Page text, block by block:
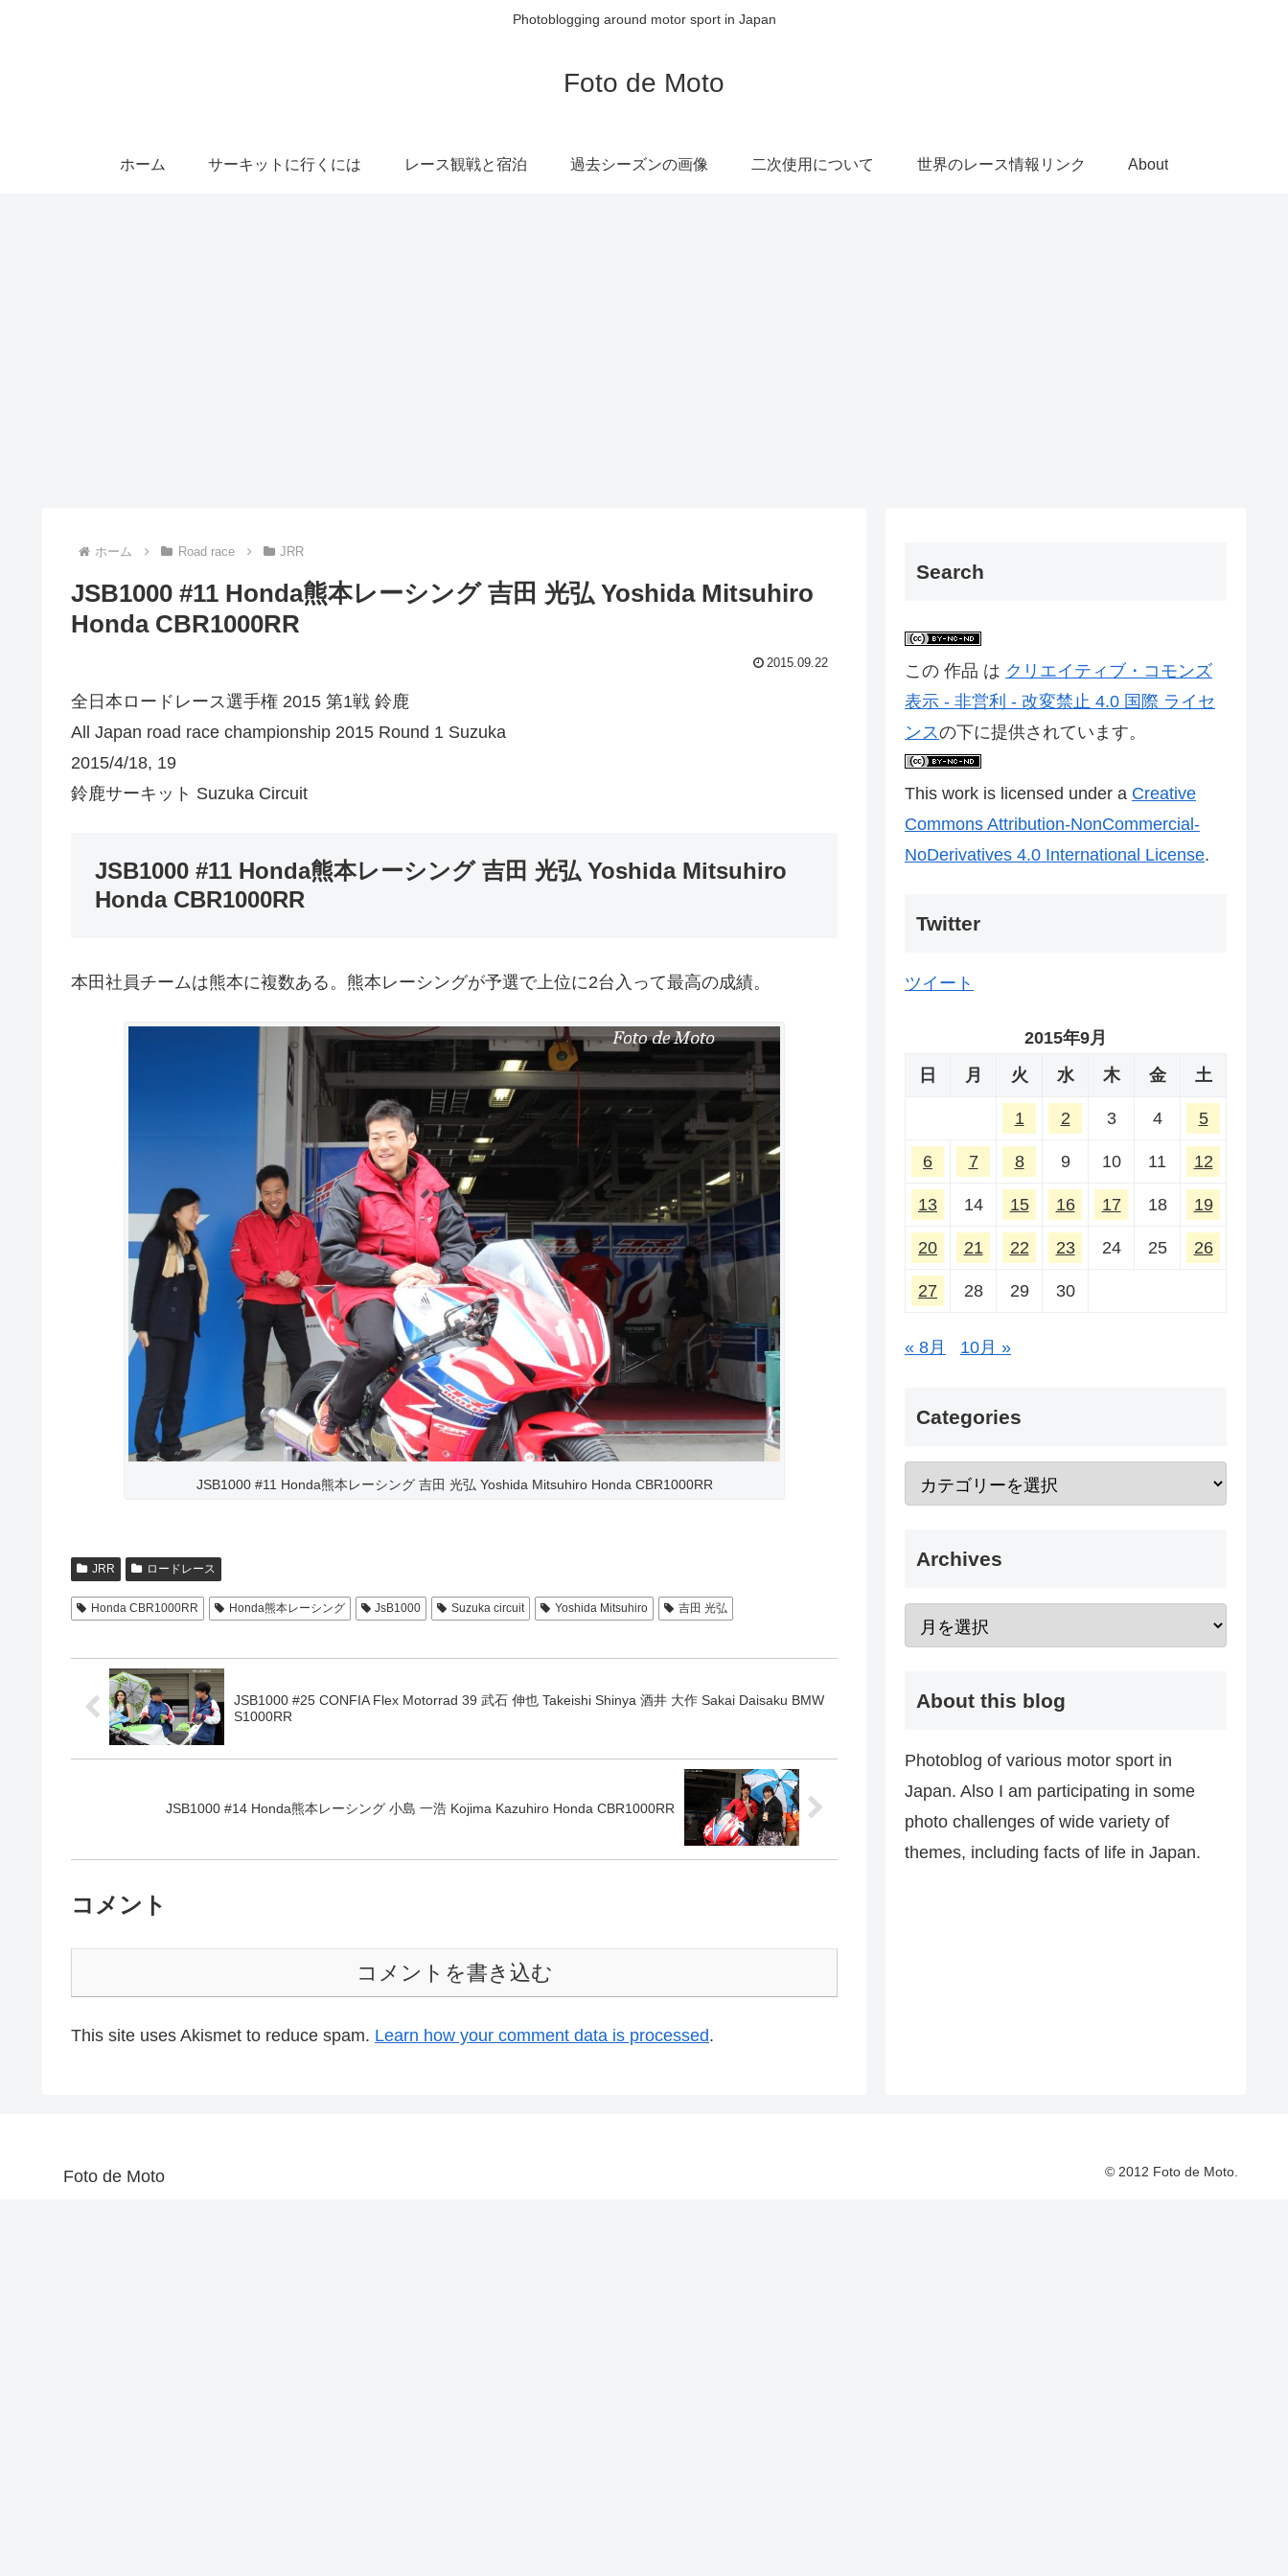
Photoblogging around motor sport in Japan
Foto de Moto
ホーム サーキットに行くには レース観戦と宿泊 過去シーズンの画像 二次使用について 世界のレース情報リンク About
ホーム Road race JRR
JSB1000 #11 Honda熊本レーシング 吉田 光弘 Yoshida Mitsuhiro
Honda CBR1000RR
2015.09.22
全日本ロードレース選手権 2015 第1戦 鈴鹿
All Japan road race championship 2015 Round 1 Suzuka
2015/4/18, 19
鈴鹿サーキット Suzuka Circuit
JSB1000 #11 Honda熊本レーシング 吉田 光弘 Yoshida Mitsuhiro
Honda CBR1000RR
本田社員チームは熊本に複数ある。熊本レーシングが予選で上位に2台入って最高の成績。
JSB1000 #11 Honda熊本レーシング 吉田 光弘 Yoshida Mitsuhiro Honda CBR1000RR
JRR ロードレース
Honda CBR1000RR Honda熊本レーシング JsB1000 Suzuka circuit Yoshida Mitsuhiro 吉田 光弘
JSB1000 #25 CONFIA Flex Motorrad 39 武石 伸也 Takeishi Shinya 酒井 大作 Sakai Daisaku BMW
S1000RR
JSB1000 #14 Honda熊本レーシング 小島 一浩 Kojima Kazuhiro Honda CBR1000RR
コメント
コメントを書き込む
This site uses Akismet to reduce spam. Learn how your comment data is processed.
Search
この 作品 は クリエイティブ・コモンズ
表示 - 非営利 - 改変禁止 4.0 国際 ライセ
ンスの下に提供されています。
This work is licensed under a Creative
Commons Attribution-NonCommercial-
NoDerivatives 4.0 International License.
Twitter
ツイート
2015年9月
日
月 火 水 木 金 土
1 2 3 4 5
6 7 8 9 10 11 12
13 14 15 16 17 18 19
20 21 22 23 24 25 26
27 28 29 30
« 8月 10月 »
Categories
Archives
About this blog
Photoblog of various motor sport in
Japan. Also I am participating in some
photo challenges of wide variety of
themes, including facts of life in Japan.
Foto de Moto © 2012 Foto de Moto.